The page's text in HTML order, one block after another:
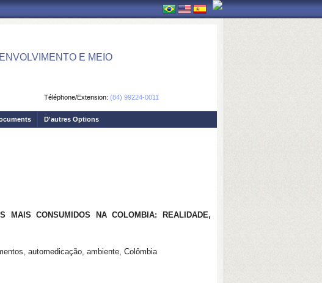
E MEIO
Téléphone/Extension: (84) 99224-0011
D'autres Options
MAIS CONSUMIDOS NA COLOMBIA: REALIDADE,
automedicação, ambiente, Colômbia